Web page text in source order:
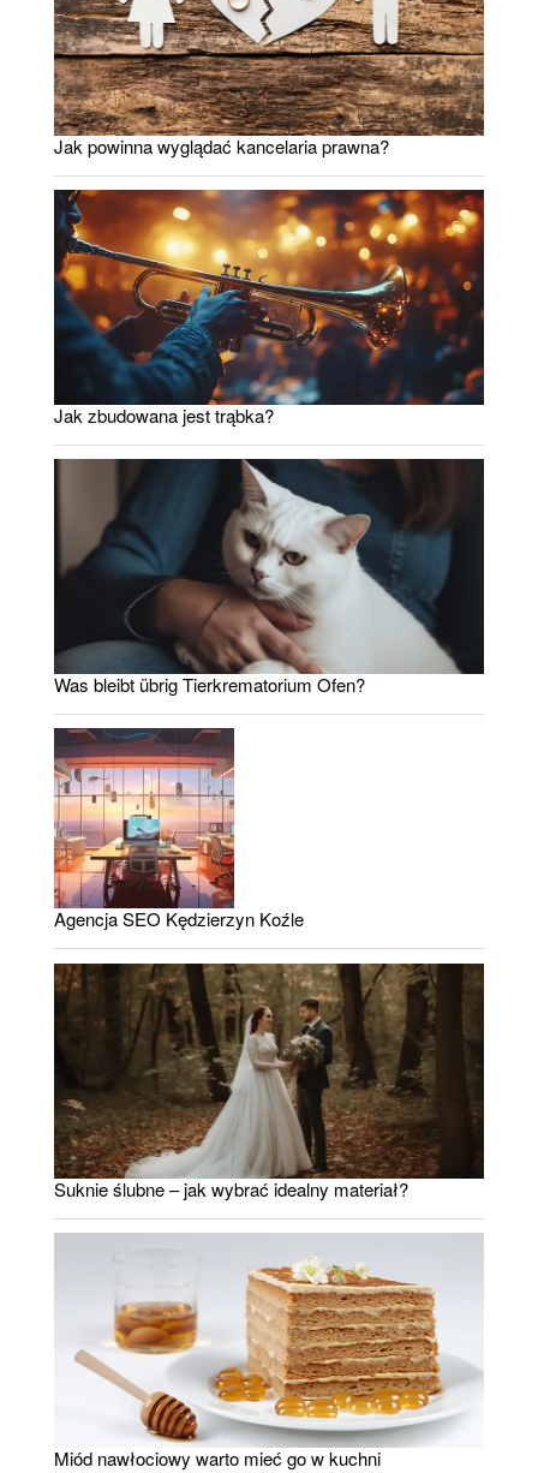
Jak powinna wyglądać kancelaria prawna?
Jak zbudowana jest trąbka?
Was bleibt übrig Tierkrematorium Ofen?
Agencja SEO Kędzierzyn Koźle
Suknie ślubne – jak wybrać idealny materiał?
Miód nawłociowy warto mieć go w kuchni